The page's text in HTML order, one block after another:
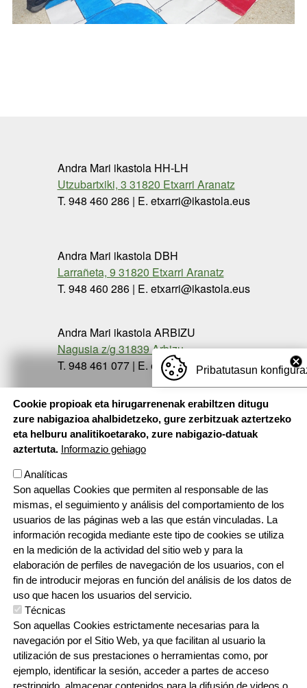
Andra Mari ikastola HH-LH
Utzubartxiki, 3 31820 Etxarri Aranatz
T. 948 460 286 | E. etxarri@ikastola.eus
Andra Mari ikastola DBH
Larrañeta, 9 31820 Etxarri Aranatz
T. 948 460 286 | E. etxarri@ikastola.eus
Andra Mari ikastola ARBIZU
Nagusia z/g 31839 Arbizu
T. 948 461 077 | E. etxarri@ikastola.eus
Orri-oina
Contacto Testu-legalak
Cookien politika Pribatutasun politika
Pribatutasun
Cookie propioak eta hirugarrenenak erabiltzen ditugu
zure nabigazioa ahalbidetzeko, gure zerbitzuak aztertzeko
eta helburu analitikoetarako, zure nabigazio-datuak
aztertuta. Informazio gehiago
Analíticas
Son aquellas Cookies que permiten al responsable de las
mismas, el seguimiento y análisis del comportamiento de los
usuarios de las páginas web a las que están vinculadas. La
información recogida mediante este tipo de cookies se utiliza
en la medición de la actividad del sitio web y para la
elaboración de perfiles de navegación de los usuarios, con el
fin de introducir mejoras en función del análisis de los datos de
uso que hacen los usuarios del servicio.
Técnicas
Son aquellas Cookies estrictamente necesarias para la
navegación por el Sitio Web, ya que facilitan al usuario la
utilización de sus prestaciones o herramientas como, por
ejemplo, identificar la sesión, acceder a partes de acceso